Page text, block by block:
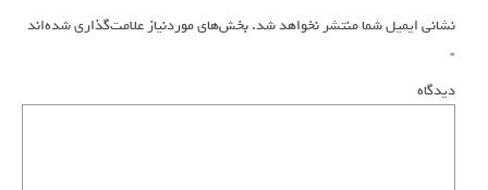
نشانی ایمیل شما منتشر نخواهد شد.بخش‌های موردنیاز علامت‌گذاری شده‌اند
*
دیدگاه